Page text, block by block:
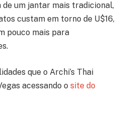
de um jantar mais tradicional,
custam em torno de U$16,
pouco mais para
que o Archi’s Thai
acessando o site do